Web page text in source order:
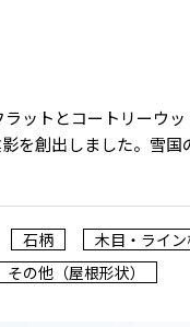
ットとコートリーウ
を創出しました。雪
石柄
木目・ライ
その他（屋根形状）